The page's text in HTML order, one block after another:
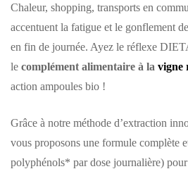
Chaleur, shopping, transports en
accentuent la fatigue et le gonflement
en fin de journée. Ayez le réflexe
le complément alimentaire à la vigne
action ampoules bio !
Grâce à notre méthode d’extraction
vous proposons une formule complète
polyphénols* par dose journalière)